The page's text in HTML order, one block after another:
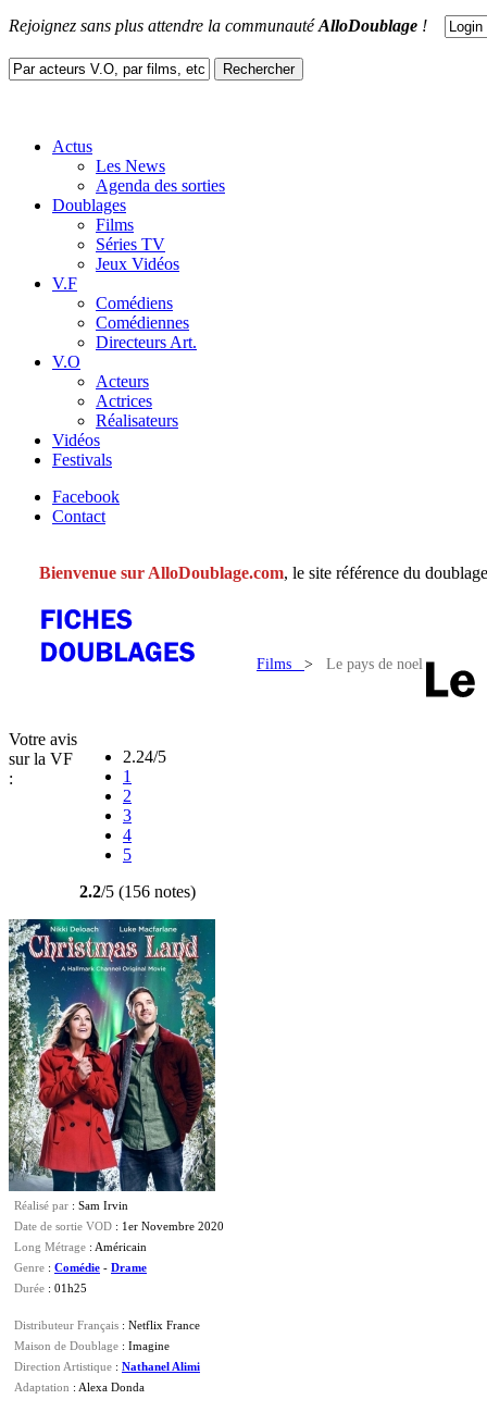
Rejoignez sans plus attendre la communautéAlloDoublage !
Actus
Les News
Agenda des sorties
Doublages
Films
Séries TV
Jeux Vidéos
V.F
Comédiens
Comédiennes
Directeurs Art.
V.O
Acteurs
Actrices
Réalisateurs
Vidéos
Festivals
Facebook
Contact
Bienvenue sur AlloDoublage.com, le site référence du
Films > Le pays de noel
Votre avis
sur la VF
:
2.24/5
1
2
3
4
5
2.2/5 (156 notes)
Réalisé par : Sam Irvin
Date de sortie VOD : 1er Novembre 2020
Long Métrage : Américain
Genre : Comédie - Drame
Durée : 01h25
Distributeur Français : Netflix France
Maison de Doublage : Imagine
Direction Artistique : Nathanel Alimi
Adaptation : Alexa Donda